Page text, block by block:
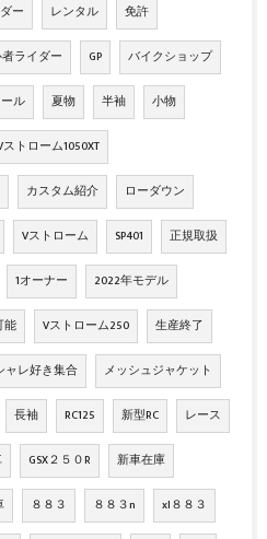
ー レンタル 免許
ライダー GP バイクショップ
ル 夏物 半袖 小物
ストローム1050XT
カスタム紹介 ローダウン
Vストローム SP401 正規取扱
1オーナー 2022年モデル
能 Vストローム250 生産終了
ャレ好き集合 メッシュジャケット
長袖 RC125 新型RC レース
GSX２５０R 新車在庫
８８３ ８８３n xl８８３